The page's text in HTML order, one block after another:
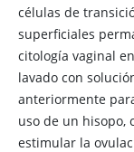
células de
superficiales
citología vaginal
lavado con
anteriormente
uso de un hisopo,
estimular la